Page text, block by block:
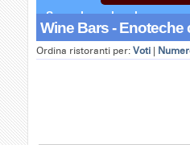
Segnala un locale
Wine Bars - Enoteche
Ordina ristoranti per: Voti